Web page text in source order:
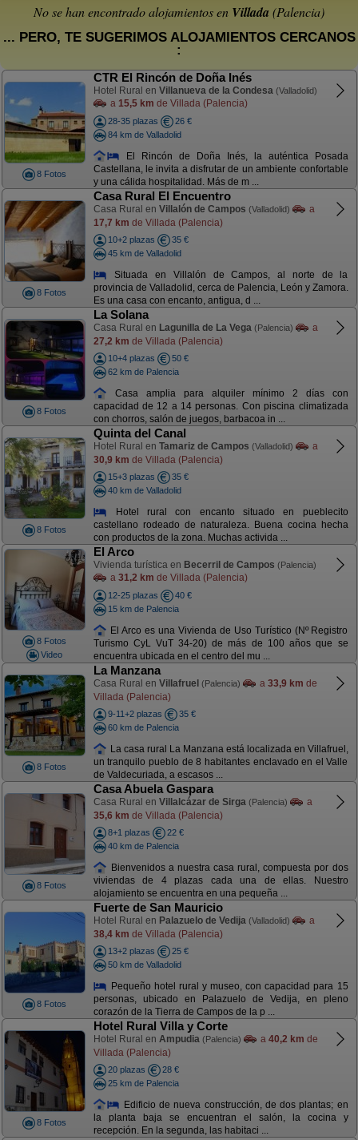
No se han encontrado alojamientos en Villada (Palencia)
... PERO, TE SUGERIMOS ALOJAMIENTOS CERCANOS
:
8 Fotos
CTR El Rincón de Doña Inés
Hotel Rural en Villanueva de la Condesa (Valladolid)
a 15,5 km de Villada (Palencia)
28-35 plazas
26 €
84 km de Valladolid
El Rincón de Doña Inés, la auténtica Posada
Castellana, le invita a disfrutar de un ambiente confortable
y una cálida hospitalidad. Más de m ...
8 Fotos
Casa Rural El Encuentro
Casa Rural en Villalón de Campos (Valladolid)
a
17,7 km de Villada (Palencia)
10+2 plazas
35 €
45 km de Valladolid
Situada en Villalón de Campos, al norte de la
provincia de Valladolid, cerca de Palencia, León y Zamora.
Es una casa con encanto, antigua, d ...
8 Fotos
La Solana
Casa Rural en Lagunilla de La Vega (Palencia)
a
27,2 km de Villada (Palencia)
10+4 plazas
50 €
62 km de Palencia
Casa amplia para alquiler mínimo 2 días con
capacidad de 12 a 14 personas. Con piscina climatizada
con chorros, salón de juegos, barbacoa in ...
8 Fotos
Quinta del Canal
Hotel Rural en Tamariz de Campos (Valladolid)
a
30,9 km de Villada (Palencia)
15+3 plazas
35 €
40 km de Valladolid
Hotel rural con encanto situado en pueblecito
castellano rodeado de naturaleza. Buena cocina hecha
con productos de la zona. Muchas activida ...
8 Fotos
Video
El Arco
Vivienda turística en Becerril de Campos (Palencia)
a 31,2 km de Villada (Palencia)
12-25 plazas
40 €
15 km de Palencia
El Arco es una Vivienda de Uso Turístico (Nº Registro
Turismo CyL VuT 34-20) de más de 100 años que se
encuentra ubicada en el centro del mu ...
8 Fotos
La Manzana
Casa Rural en Villafruel (Palencia) a 33,9 km de
Villada (Palencia)
9-11+2 plazas
35 €
60 km de Palencia
La casa rural La Manzana está localizada en Villafruel,
un tranquilo pueblo de 8 habitantes enclavado en el Valle
de Valdecuriada, a escasos ...
8 Fotos
Casa Abuela Gaspara
Casa Rural en Villalcázar de Sirga (Palencia)
a
35,6 km de Villada (Palencia)
8+1 plazas
22 €
40 km de Palencia
Bienvenidos a nuestra casa rural, compuesta por dos
viviendas de 4 plazas cada una de ellas. Nuestro
alojamiento se encuentra en una pequeña ...
8 Fotos
Fuerte de San Mauricio
Hotel Rural en Palazuelo de Vedija (Valladolid)
a
38,4 km de Villada (Palencia)
13+2 plazas
25 €
50 km de Valladolid
Pequeño hotel rural y museo, con capacidad para 15
personas, ubicado en Palazuelo de Vedija, en pleno
corazón de la Tierra de Campos de la p ...
8 Fotos
Hotel Rural Villa y Corte
Hotel Rural en Ampudia (Palencia) a 40,2 km de
Villada (Palencia)
20 plazas
28 €
25 km de Palencia
Edificio de nueva construcción, de dos plantas; en
la planta baja se encuentran el salón, la cocina y
recepción. En la segunda, las habitaci ...